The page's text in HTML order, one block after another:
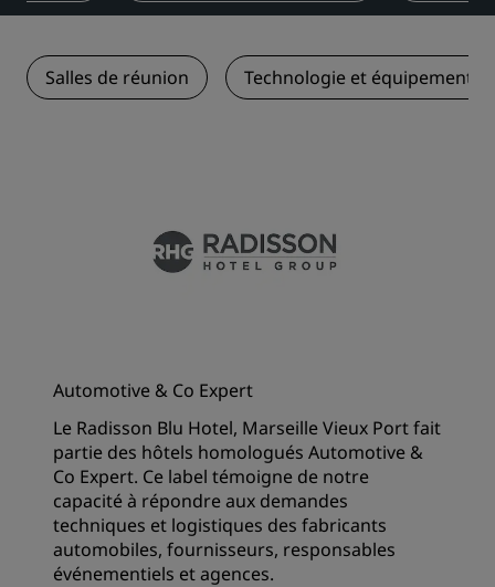
Salles de réunion Technologie et équipements
Automotive & Co Expert
Le Radisson Blu Hotel, Marseille Vieux Port fait
partie des hôtels homologués Automotive &
Co Expert. Ce label témoigne de notre
capacité à répondre aux demandes
techniques et logistiques des fabricants
automobiles, fournisseurs, responsables
événementiels et agences.